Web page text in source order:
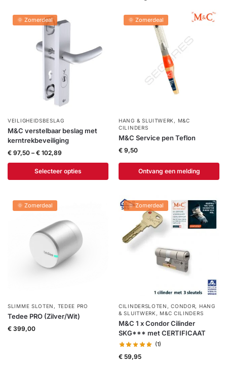
Alarmsystemen
Camera's
Intercom
Branddetectie
Inbraakbeveiliging
Merken
Outlet
Help &
service
Contact Help Wagen
🌞 Zomerdeal
VEILIGHEIDSBESLAG
M&C verstelbaar beslag met
kerntrekbeveiliging
€ 97,50 – € 102,89
Selecteer opties
🌞 Zomerdeal
HANG & SLUITWERK , M&C
CILINDERS
M&C Service pen Teflon
€ 9,50
Ontvang een melding
🌞 Zomerdeal
SLIMME SLOTEN , TEDEE PRO
Tedee PRO (Zilver/Wit)
€ 399,00
🌞 Zomerdeal
CILINDERSLOTEN ,CONDOR, HANG
& SLUITWERK ,M&C CILINDERS
M&C 1 x Condor Cilinder
SKG*** met CERTIFICAAT
(1)
€ 59,95